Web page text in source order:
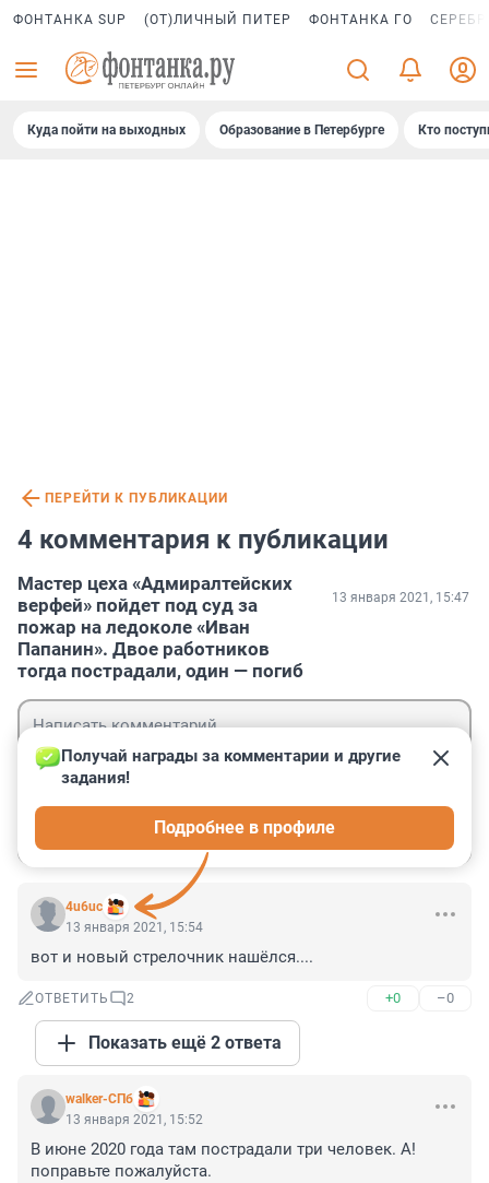
ФОНТАНКА SUP (ОТ)ЛИЧНЫЙ ПИТЕР ФОНТАНКА ГО
Куда пойти на выходных Образование в Петербурге Кто
ПЕРЕЙТИ К ПУБЛИКАЦИИ
4 комментария к публикации
Мастер цеха «Адмиралтейских
верфей» пойдет под суд за
пожар на ледоколе «Иван
Папанин». Двое работников
тогда пострадали, один — погиб
13 января 2021, 15:47
4u6uc
Получай награды за комментарии и другие
задания!
Подробнее в профиле
13 января 2021, 15:54
вот и новый стрелочник нашёлся....
ОТВЕТИТЬ 2 +0 –0
Показать ещё 2 ответа
walker-СПб
13 января 2021, 15:52
В июне 2020 года там пострадали три человек. А!
поправьте пожалуйста.